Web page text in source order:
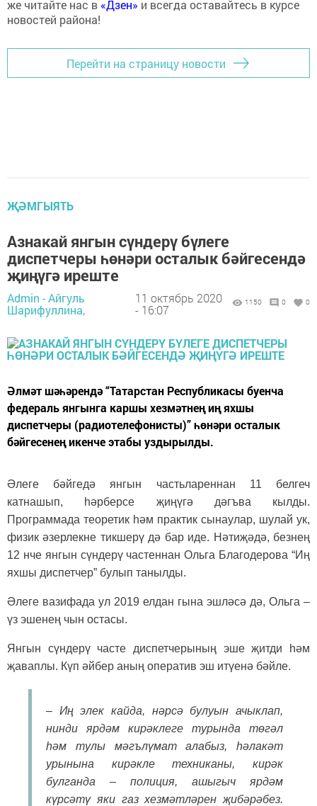
же читайте нас в «Дзен» и всегда оставайтесь в курсе
новостей района!
Перейти на страницу новости
ҖӘМГЫЯТЬ
Азнакай янгын сүндерү бүлеге
диспетчеры һөнәри осталык бәйгесендә
җиңүгә иреште
Admin - Айгуль
Шарифуллина,
11 октябрь 2020
- 16:07
1150 0 0
Әлмәт шәһәрендә “Татарстан Республикасы буенча
федераль янгынга каршы хезмәтнең иң яхшы
диспетчеры (радиотелефонисты)” һөнәри осталык
бәйгесенең икенче этабы уздырылды.
Әлеге бәйгедә янгын частьлареннан 11 белгеч
катнашып, һәрберсе җиңүгә дәгъва кылды.
Программада теоретик һәм практик сынаулар, шулай ук,
физик әзерлекне тикшерү дә бар иде. Нәтиҗәдә, безнең
12 нче янгын сүндерү частеннан Ольга Благодерова “Иң
яхшы диспетчер” булып танылды.
Әлеге вазифада ул 2019 елдан гына эшләсә дә, Ольга –
үз эшенең чын остасы.
Янгын сүндерү часте диспетчерының эше җитди һәм
җаваплы. Күп әйбер аның оператив эш итүенә бәйле.
– Иң элек кайда, нәрсә булуын ачыклап,
нинди ярдәм кирәклеге турында төгәл
һәм тулы мәгълүмат алабыз, һәлакәт
урынына кирәкле техниканы, кирәк
булганда – полиция, ашыгыч ярдәм
күрсәтү яки газ хезмәтләрен җибәрәбез.